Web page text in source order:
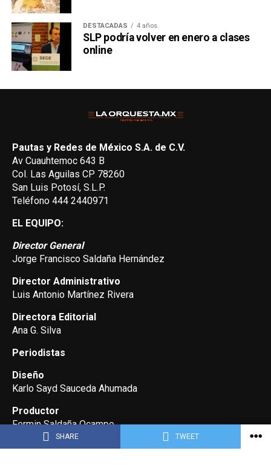
SHARE TWEET
DESTACADAS 4 años
SLP podría volver en enero a clases
online
Pautas y Redes de México S.A. de C.V.
Av Cuauhtemoc 643 B
Col. Las Aguilas CP 78260
San Luis Potosí, S.L.P.
Teléfono 444 2440971
EL EQUIPO:
Director General
Jorge Francisco Saldaña Hernández
Director Administrativo
Luis Antonio Martínez Rivera
Directora Editorial
Ana G. Silva
Periodistas
Diseño
Karlo Sayd Sauceda Ahumada
Productor
Fermin Saldaña Ocampo